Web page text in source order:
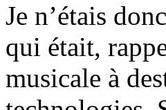
Je n’étais
qui était,
musicale à